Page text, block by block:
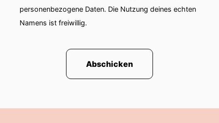
personenbezogene Daten. Die Nutzung deines echten
Namens ist freiwillig.
Abschicken